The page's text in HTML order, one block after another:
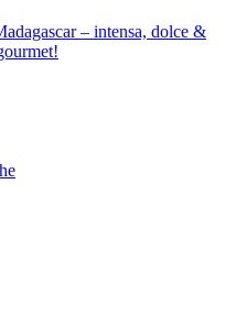
– intensa, dolce &